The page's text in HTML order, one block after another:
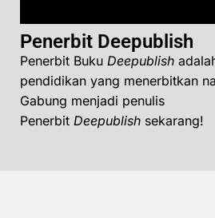
Penerbit Deepublish
Penerbit Buku Deepublish
pendidikan yang menerbitkan
Gabung menjadi penulis
Penerbit Deepublish sekarang!